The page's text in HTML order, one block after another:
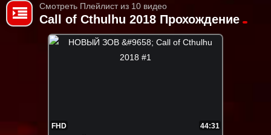
Смотреть Плейлист из 10 видео
Call of Cthulhu 2018 Прохождение
FHD 44:31